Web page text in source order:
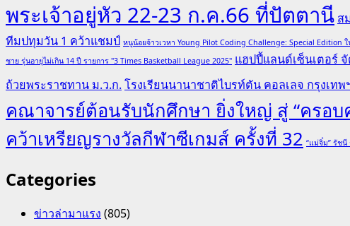
พระเจ้าอยู่หัว 22-23 ก.ค.66 ที่ปัตตานี ส
ทีมปทุมวัน 1 คว้าแชมป์ หนูน้อยจ้าวเวหา Young Pilot Coding Challenge: Special Edition ใ
ชาย รุ่นอายุไม่เกิน 14 ปี รายการ "3 Times Basketball League 2025" แฮปปี้แลนด์เซ็นเตอร์
ถ้วยพระราชทาน ม.ว.ก.โรงเรียนนานาชาติไบรท์ตัน คอลเลจ กรุงเท
คณาจารย์ต้อนรับนักศึกษา ยิ่งใหญ่ สู่ “ครอ
คว้าเหรียญรางวัลกีฬาซีเกมส์ ครั้งที่ 32 “แม่จิ๋ม” รัช
Categories
ข่าวล่ามาแรง (805)